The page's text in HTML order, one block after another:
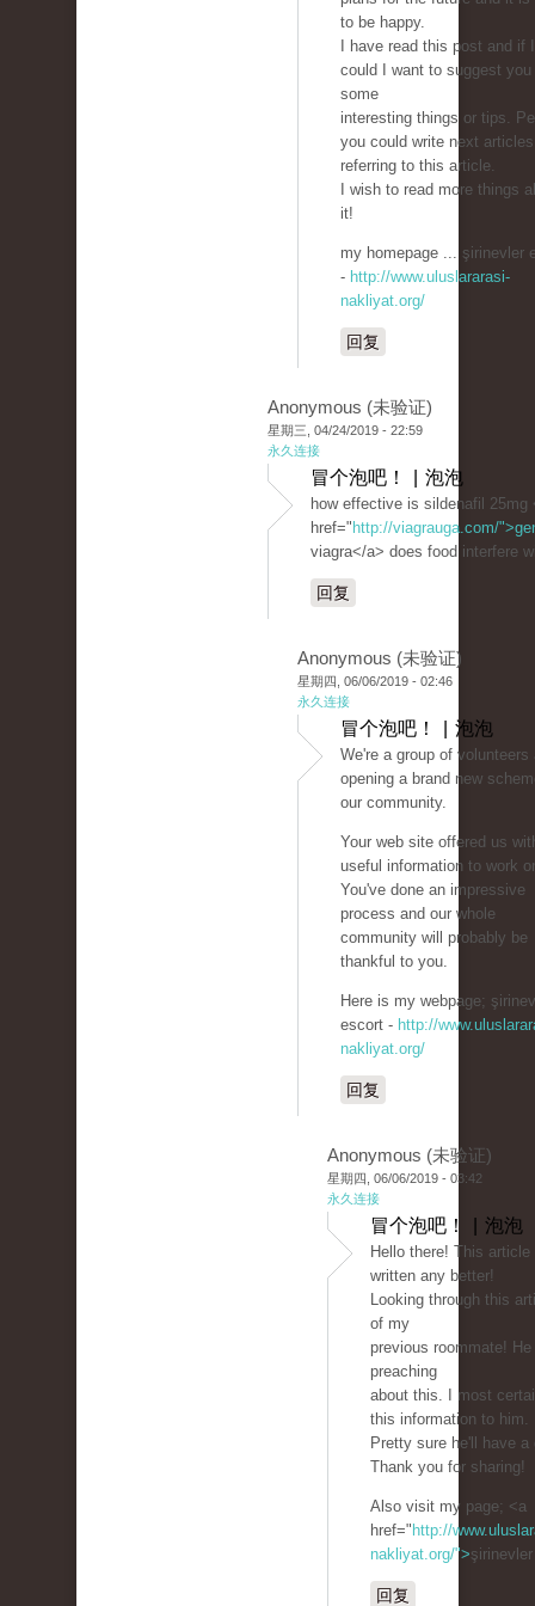
to be happy.
I have read this post and if I
could I want to suggest you
some
interesting things or tips.
you could write next articles
referring to this article.
I wish to read more things
it!
my homepage ... şirinevler
- http://www.uluslararasi-
nakliyat.org/
回复
Anonymous (未验证)
星期三, 04/24/2019 - 22:59
永久连接
冒个泡吧！ | 泡泡
how effective is sildenafil 25mg
href=" http://viagrauga.com/
viagra</a> does food interfere
回复
Anonymous (未验证)
星期四, 06/06/2019 - 02:46
永久连接
冒个泡吧！ | 泡泡
We're a group of volunteers
opening a brand new
our community.
Your web site offered us
useful information to work
You've done an impressive
process and our whole
community will probably be
thankful to you.
Here is my webpage;
escort - http://
nakliyat.org/
回复
Anonymous (未验证)
星期四, 06/06/2019 - 03:42
永久连接
冒个泡吧！ | 泡泡
Hello there! This
written any better!
Looking through this
of my
previous roommate!
preaching
about this. I most
this information to him.
Pretty sure he'll have a
Thank you for sharing!
Also visit my page; <a
href=" http://
nakliyat.org/">
回复